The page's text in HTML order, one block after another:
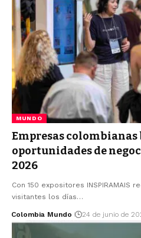
MUNDO
Empresas colombianas
oportunidades de
2026
Con 150 expositores INSPIRAMAIS
visitantes los días…
Colombia Mundo 24 de junio de